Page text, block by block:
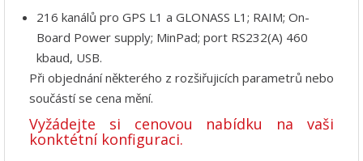
216 kanálů pro GPS L1 a GLONASS L1; RAIM; On-
Board Power supply; MinPad; port RS232(A) 460
kbaud, USB.
Při objednání některého z rozšiřujicích parametrů nebo
součástí se cena mění.
Vyžádejte si cenovou nabídku na vaši
konktétní konfiguraci.